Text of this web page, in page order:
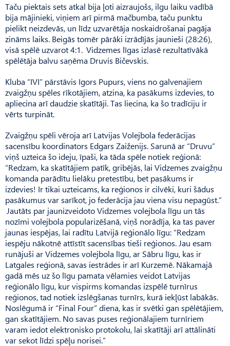
Taču piektais sets atkal bija ļoti aizraujošs, ilgu laiku vadībā
bija mājinieki, viņiem arī pirmā mačbumba, taču punktu
pielikt neizdevās, un līdz uzvarētāja noskaidrošanai pagāja
zināms laiks. Beigās tomēr pārāki izrādījās jaunieši (28:26),
visā spēlē uzvarot 4:1. Vidzemes līgas izlasē rezultatīvākā
spēlētāja balvu saņēma Druvis Bičevskis.
Kluba “IVI” pārstāvis Igors Pupurs, viens no galvenajiem
zvaigžņu spēles rīkotājiem, atzina, ka pasākums izdevies, to
apliecina arī daudzie skatītāji. Tas liecina, ka šo tradīciju ir
vērts turpināt.
Zvaigžņu spēli vēroja arī Latvijas Volejbola federācijas
sacensību koordinators Edgars Zaiženijs. Sarunā ar “Druvu”
viņš uzteica šo ideju, īpaši, ka tāda spēle notiek reģionā:
“Redzam, ka skatītājiem patīk, gribējās, lai Vidzemes zvaigžņu
komanda parādītu lielāku pretestību, bet pasākums ir
izdevies! Ir tikai uzteicams, ka reģionos ir cilvēki, kuri šādus
pasākumus var sarīkot, jo federācija jau viena visu nepagūst.”
Jautāts par jaunizveidoto Vidzemes volejbola līgu un tās
nozīmi volejbola popularizēšanā, viņš norādīja, ka tas paver
jaunas iespējas, lai radītu Latvijā reģionālo līgu: “Redzam
iespēju nākotnē attīstīt sacensības tieši reģionos. Jau esam
runājuši ar Vidzemes volejbola līgu, ar Sābru līgu, kas ir
Latgales reģionā, savas iestrādes ir arī Kurzemē. Nākamajā
gadā mēs uz šo līgu pamata vēlamies veidot Latvijas
reģionālo līgu, kur vispirms komandas izspēlē turnīrus
reģionos, tad notiek izslēgšanas turnīrs, kurā iekļūst labākās.
Noslēgumā ir “Final Four” diena, kas ir svētki gan spēlētājiem,
gan skatītājiem. No savas puses reģionālajiem turnīriem
varam iedot elektronisko protokolu, lai skatītāji arī attālināti
var sekot līdzi spēļu norisei.”